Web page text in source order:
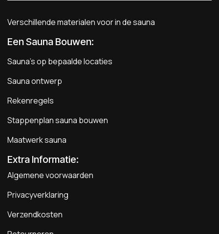
Verschillende materialen voor in de sauna
Een Sauna Bouwen:
Sauna's op bepaalde locaties
Sauna ontwerp
Rekenregels
Stappenplan sauna bouwen
Maatwerk sauna
Extra Informatie:
Algemene voorwaarden
Privacyverklaring
Verzendkosten